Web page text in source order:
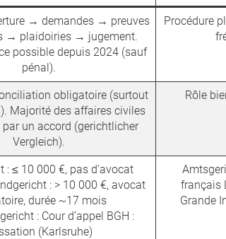
→ demandes → preuves
→ plaidoiries → jugement.
possible depuis 2024 (sauf
pénal).
Procédure
obligatoire (surtout
Majorité des affaires civiles
par un accord (gerichtlicher
Vergleich).
Rôle
: ≤ 10 000 €, pas d’avocat
: > 10 000 €, avocat
durée ~17 mois
: Cour d’appel BGH :
(Karlsruhe)
français
Grande